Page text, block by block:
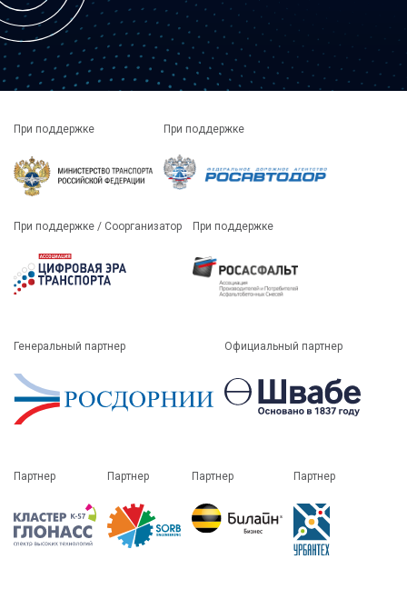
При поддержке При поддержке
При поддержке / Соорганизатор При поддержке
Генеральный партнер Официальный партнер
Партнер Партнер Партнер Партнер